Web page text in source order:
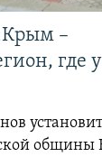
–
где
общины